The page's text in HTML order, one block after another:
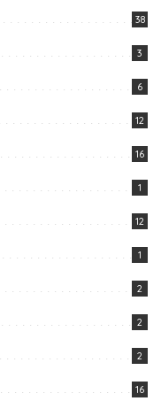
38
3
6
12
16
1
12
1
2
2
2
16